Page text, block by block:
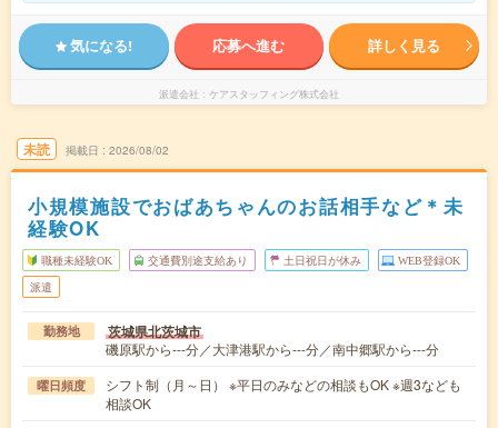
気になる! 応募へ進む 詳しく見る
派遣会社 ケアスタッフィング株式会社
未読 掲載日 2026/08/02
小規模施設でおばあちゃんのお話相手など＊未
経験OK
職種未経験OK 交通費別途支給あり 土日祝日が休み WEB登録OK
派遣
勤務地 茨城県北茨城市
磯原駅から---分／大津港駅から---分／南中郷駅から---分
曜日頻度
シフト制（月～日） ※平日のみなどの相談もOK ※週3なども
相談OK